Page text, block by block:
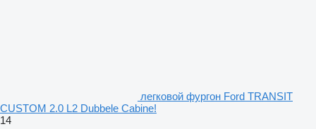
легковой фургон Ford TRANSIT
CUSTOM 2.0 L2 Dubbele Cabine!
14